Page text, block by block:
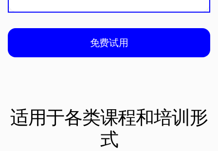
免费试用
适用于各类课程和培训形
式